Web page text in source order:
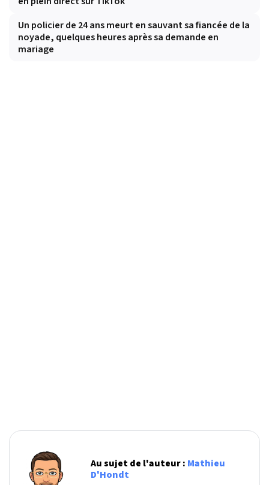
Un policier de 24 ans meurt en sauvant sa fiancée de la
noyade, quelques heures après sa demande en
mariage
Au sujet de l'auteur : Mathieu
D'Hondt